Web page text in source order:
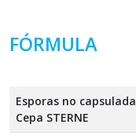
FÓRMULA
Esporas no
Cepa STERNE